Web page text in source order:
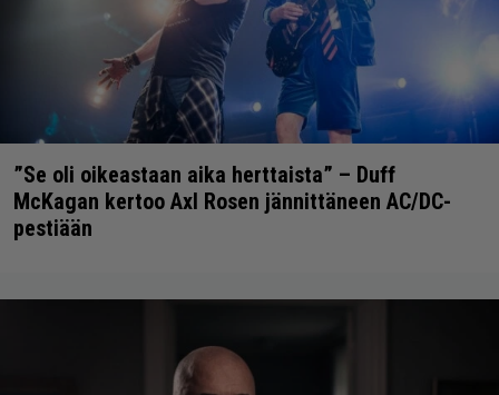
”Se oli oikeastaan aika herttaista” – Duff
McKagan kertoo Axl Rosen jännittäneen AC/DC-
pestiään